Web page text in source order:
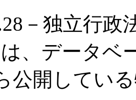
－独立行
は、データ
公開してい